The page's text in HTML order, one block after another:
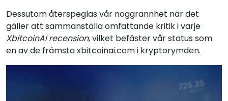
Dessutom återspeglas vår noggrannhet när det
gäller att sammanställa omfattande kritik i varje
XbitcoinAI recension, vilket befäster vår status som
en av de främsta xbitcoinai.com i kryptorymden.